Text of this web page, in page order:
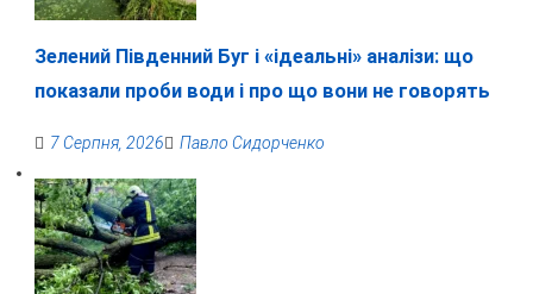
Зелений Південний Буг і «ідеальні» аналізи: що
показали проби води і про що вони не говорять
7 Серпня, 2026 Павло Сидорченко